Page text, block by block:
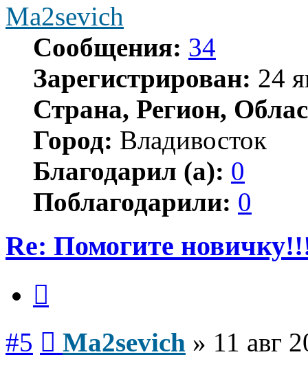
Ma2sevich
Сообщения: 34
Зарегистрирован: 24
Страна, Регион,
Город: Владивосток
Благодарил (а): 0
Поблагодарили: 0
Re: Помогите
#5 Ma2sevich » 11 авг